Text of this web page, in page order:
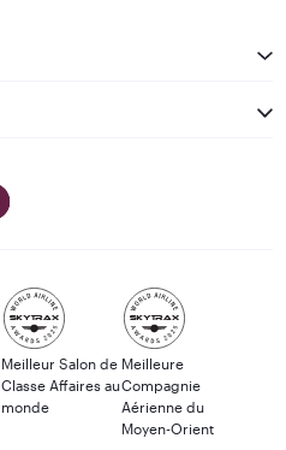
Meilleur Salon de
Classe Affaires au
monde
Meilleure
Compagnie
Aérienne du
Moyen-Orient